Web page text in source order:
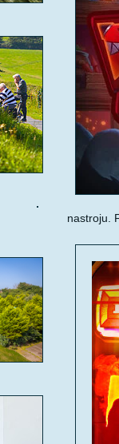
nastroju.